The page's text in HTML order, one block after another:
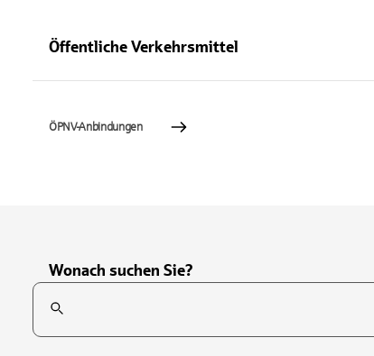
Öffentliche Verkehrsmittel
ÖPNV-Anbindungen
Wonach suchen Sie?
Suchfeld